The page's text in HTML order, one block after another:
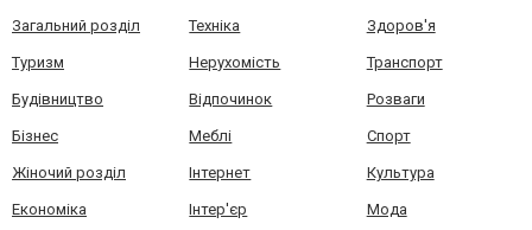
Загальний розділ Техніка Здоров'я
Туризм Нерухомість Транспорт
Будівництво Відпочинок Розваги
Бізнес Меблі Спорт
Жіночий розділ Інтернет Культура
Економіка Інтер'єр Мода